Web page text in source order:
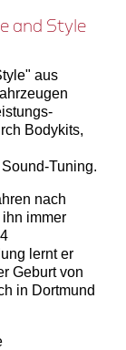
and Style
aus
Bodykits,
Tuning.
nach
immer
lernt er
Geburt von
in Dortmund